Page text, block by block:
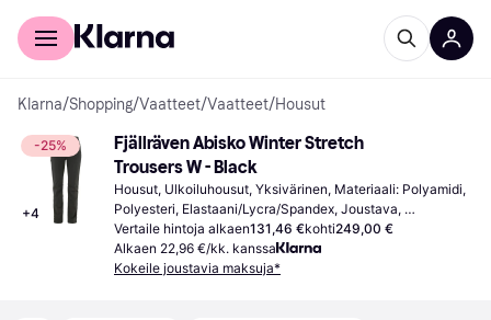
Kuluttajille
Klarna/Shopping/Vaatteet/Vaatteet/Housut
-25%
+4
Fjällräven Abisko Winter Stretch
Trousers W - Black
Housut, Ulkoiluhousut, Yksivärinen, Materiaali: Polyamidi,
Polyesteri, Elastaani/Lycra/Spandex, Joustava,
Vettähylkivä, Taskut, Kestävä
Vertaile hintoja alkaen131,46 €kohti249,00 €
Alkaen 22,96 €/kk. kanssa
Kokeile joustavia maksuja*